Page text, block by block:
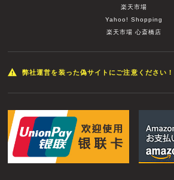
楽天市場
Yahoo! Shopping
楽天市場 心斎橋店
弊社運営を装った偽サイトにご注意ください！